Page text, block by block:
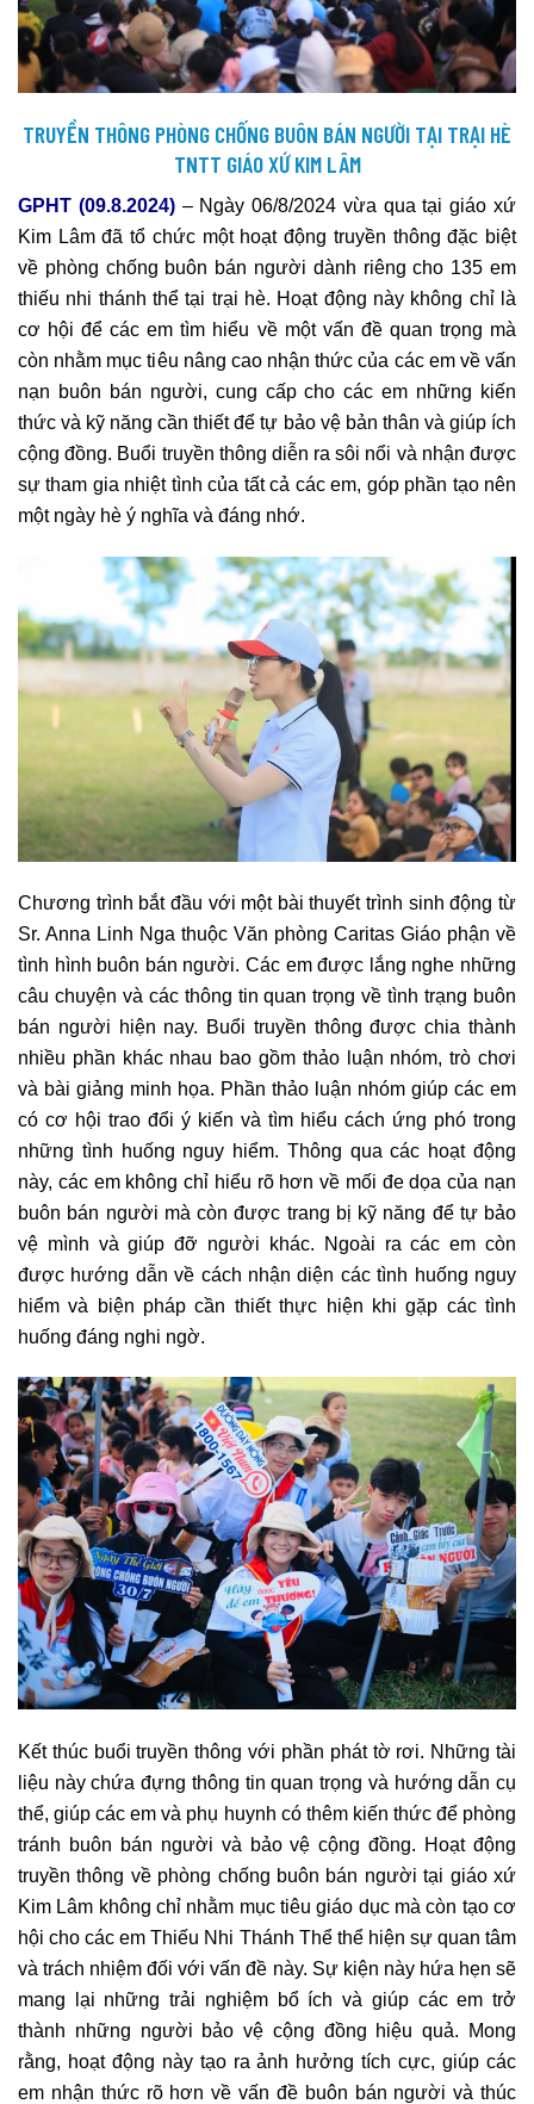
TRUYỀN THÔNG PHÒNG CHỐNG BUÔN BÁN NGƯỜI TẠI TRẠI HÈ
TNTT GIÁO XỨ KIM LÂM
GPHT (09.8.2024) – Ngày 06/8/2024 vừa qua tại giáo xứ
Kim Lâm đã tổ chức một hoạt động truyền thông đặc biệt
về phòng chống buôn bán người dành riêng cho 135 em
thiếu nhi thánh thể tại trại hè. Hoạt động này không chỉ là
cơ hội để các em tìm hiểu về một vấn đề quan trọng mà
còn nhằm mục tiêu nâng cao nhận thức của các em về vấn
nạn buôn bán người, cung cấp cho các em những kiến
thức và kỹ năng cần thiết để tự bảo vệ bản thân và giúp ích
cộng đồng. Buổi truyền thông diễn ra sôi nổi và nhận được
sự tham gia nhiệt tình của tất cả các em, góp phần tạo nên
một ngày hè ý nghĩa và đáng nhớ.
Chương trình bắt đầu với một bài thuyết trình sinh động từ
Sr. Anna Linh Nga thuộc Văn phòng Caritas Giáo phận về
tình hình buôn bán người. Các em được lắng nghe những
câu chuyện và các thông tin quan trọng về tình trạng buôn
bán người hiện nay. Buổi truyền thông được chia thành
nhiều phần khác nhau bao gồm thảo luận nhóm, trò chơi
và bài giảng minh họa. Phần thảo luận nhóm giúp các em
có cơ hội trao đổi ý kiến và tìm hiểu cách ứng phó trong
những tình huống nguy hiểm. Thông qua các hoạt động
này, các em không chỉ hiểu rõ hơn về mối đe dọa của nạn
buôn bán người mà còn được trang bị kỹ năng để tự bảo
vệ mình và giúp đỡ người khác. Ngoài ra các em còn
được hướng dẫn về cách nhận diện các tình huống nguy
hiểm và biện pháp cần thiết thực hiện khi gặp các tình
huống đáng nghi ngờ.
Kết thúc buổi truyền thông với phần phát tờ rơi. Những tài
liệu này chứa đựng thông tin quan trọng và hướng dẫn cụ
thể, giúp các em và phụ huynh có thêm kiến thức để phòng
tránh buôn bán người và bảo vệ cộng đồng. Hoạt động
truyền thông về phòng chống buôn bán người tại giáo xứ
Kim Lâm không chỉ nhằm mục tiêu giáo dục mà còn tạo cơ
hội cho các em Thiếu Nhi Thánh Thể thể hiện sự quan tâm
và trách nhiệm đối với vấn đề này. Sự kiện này hứa hẹn sẽ
mang lại những trải nghiệm bổ ích và giúp các em trở
thành những người bảo vệ cộng đồng hiệu quả. Mong
rằng, hoạt động này tạo ra ảnh hưởng tích cực, giúp các
em nhận thức rõ hơn về vấn đề buôn bán người và thúc